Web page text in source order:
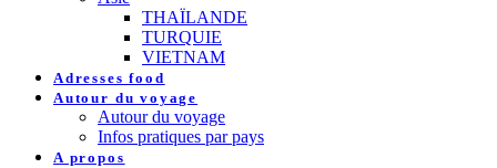
THAÏLANDE
TURQUIE
VIETNAM
Adresses food
Autour du voyage
Autour du voyage
Infos pratiques par pays
A propos